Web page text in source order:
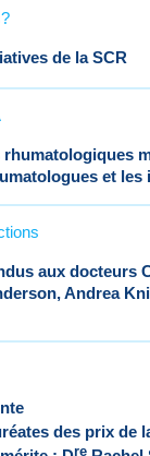
de la SCR
rhumatologiques
et les
aux docteurs
Andrea
des prix de
re